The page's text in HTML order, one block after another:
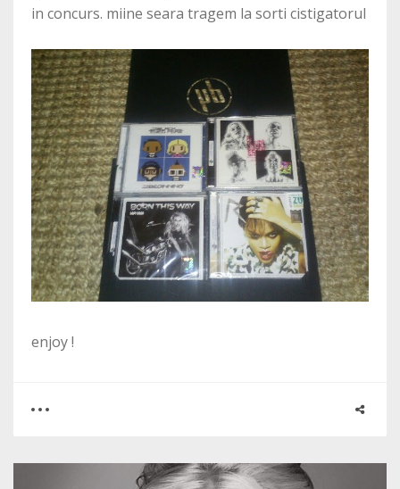
in concurs. miine seara tragem la sorti cistigatorul
enjoy !